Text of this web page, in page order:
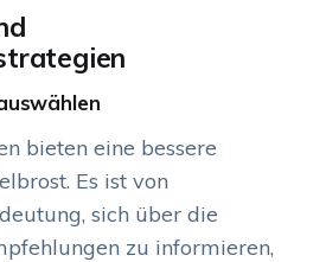
bieten eine bessere
Es ist von
sich über die
zu informieren,